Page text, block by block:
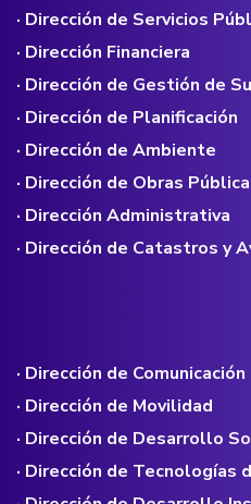
· Dirección de Servicios
· Dirección Financiera
· Dirección de Gestión de
· Dirección de Planificación
· Dirección de Ambiente
· Dirección de Obras
· Dirección Administrativa
· Dirección de Catastros y
· Dirección de Comunicación
· Dirección de Movilidad
· Dirección de Desarrollo
· Dirección de Tecnologías